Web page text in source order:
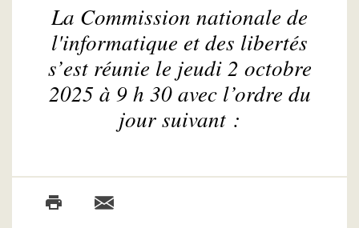
La Commission nationale de
l'informatique et des libertés
s’est réunie le jeudi 2 octobre
2025 à 9 h 30 avec l’ordre du
jour suivant :